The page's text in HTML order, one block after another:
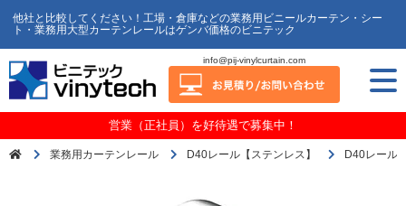
他社と比較してください！工場・倉庫などの業務用ビニールカーテン・シー
ト・業務用大型カーテンレールはゲンバ価格のビニテック
info@pij-vinylcurtain.com
営業（正社員）を好待遇で募集中！
業務用カーテンレール D40レール【ステンレス】 D40レール